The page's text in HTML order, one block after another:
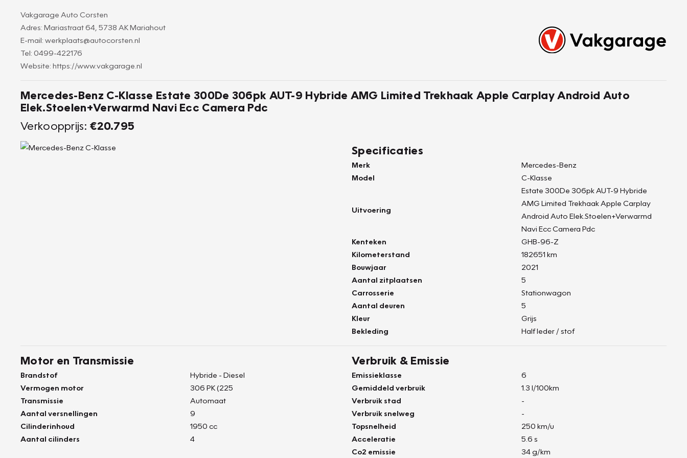
Vakgarage Auto Corsten
Adres: Mariastraat 64, 5738 AK Mariahout
E-mail: werkplaats@autocorsten.nl
Tel: 0499-422176
Website: https://www.vakgarage.nl
Mercedes-Benz C-Klasse Estate 300De 306pk AUT-9 Hybride AMG Limited Trekhaak Apple Carplay Android Auto
Elek.Stoelen+Verwarmd Navi Ecc Camera Pdc
Verkoopprijs: €20.795
Specificaties
Merk
Mercedes-Benz
Model
C-Klasse
Uitvoering
Estate 300De 306pk AUT-9 Hybride
AMG Limited Trekhaak Apple Carplay
Android Auto Elek.Stoelen+Verwarmd
Navi Ecc Camera Pdc
Kenteken
GHB-96-Z
Kilometerstand
182651 km
Bouwjaar
2021
Aantal zitplaatsen
5
Carrosserie
Stationwagon
Aantal deuren
5
Kleur
Grijs
Bekleding
Half leder / stof
Motor en Transmissie
Brandstof
Hybride - Diesel
Vermogen motor
306 PK (225
Transmissie
Automaat
Aantal versnellingen
9
Cilinderinhoud
1950 cc
Aantal cilinders
4
Verbruik & Emissie
Emissieklasse
6
Gemiddeld verbruik
1.3 l/100km
Verbruik stad
-
Verbruik snelweg
-
Topsnelheid
250 km/u
Acceleratie
5.6 s
Co2 emissie
34 g/km